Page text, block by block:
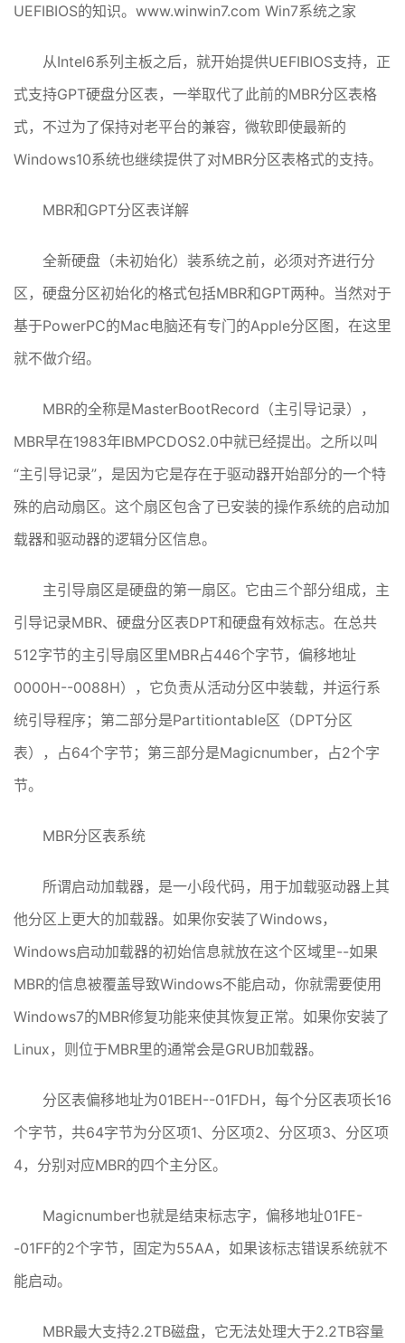
UEFIBIOS的知识。www.winwin7.com Win7系统之家
从Intel6系列主板之后，就开始提供UEFIBIOS支持，正
式支持GPT硬盘分区表，一举取代了此前的MBR分区表格
式，不过为了保持对老平台的兼容，微软即使最新的
Windows10系统也继续提供了对MBR分区表格式的支持。
MBR和GPT分区表详解
全新硬盘（未初始化）装系统之前，必须对齐进行分
区，硬盘分区初始化的格式包括MBR和GPT两种。当然对于
基于PowerPC的Mac电脑还有专门的Apple分区图，在这里
就不做介绍。
MBR的全称是MasterBootRecord（主引导记录），
MBR早在1983年IBMPCDOS2.0中就已经提出。之所以叫
“主引导记录”，是因为它是存在于驱动器开始部分的一个特
殊的启动扇区。这个扇区包含了已安装的操作系统的启动加
载器和驱动器的逻辑分区信息。
主引导扇区是硬盘的第一扇区。它由三个部分组成，主
引导记录MBR、硬盘分区表DPT和硬盘有效标志。在总共
512字节的主引导扇区里MBR占446个字节，偏移地址
0000H--0088H），它负责从活动分区中装载，并运行系
统引导程序；第二部分是Partitiontable区（DPT分区
表），占64个字节；第三部分是Magicnumber，占2个字
节。
MBR分区表系统
所谓启动加载器，是一小段代码，用于加载驱动器上其
他分区上更大的加载器。如果你安装了Windows，
Windows启动加载器的初始信息就放在这个区域里--如果
MBR的信息被覆盖导致Windows不能启动，你就需要使用
Windows7的MBR修复功能来使其恢复正常。如果你安装了
Linux，则位于MBR里的通常会是GRUB加载器。
分区表偏移地址为01BEH--01FDH，每个分区表项长16
个字节，共64字节为分区项1、分区项2、分区项3、分区项
4，分别对应MBR的四个主分区。
Magicnumber也就是结束标志字，偏移地址01FE-
-01FF的2个字节，固定为55AA，如果该标志错误系统就不
能启动。
MBR最大支持2.2TB磁盘，它无法处理大于2.2TB容量